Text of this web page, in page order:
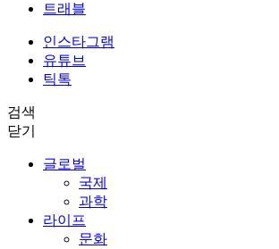
트래블
인스타그램
유튜브
틱톡
검색
닫기
글로벌
국제
과학
라이프
문화